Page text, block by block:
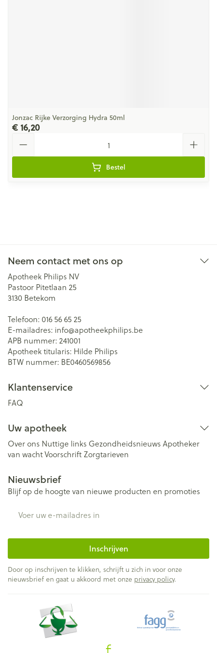
Jonzac Rijke Verzorging Hydra 50ml
€ 16,20
Bestel
Neem contact met ons op
Apotheek Philips NV
Pastoor Pitetlaan 25
3130 Betekom
Telefoon: 016 56 65 25
E-mailadres: info@apotheekphilips.be
APB nummer: 241001
Apotheek titularis: Hilde Philips
BTW nummer: BE0460569856
Klantenservice
FAQ
Uw apotheek
Over ons Nuttige links Gezondheidsnieuws Apotheker
van wachtVoorschriftZorgtarieven
Nieuwsbrief
Blijf op de hoogte van nieuwe producten en promoties
Inschrijven
Door op inschrijven te klikken, schrijft u zich in voor onze
nieuwsbrief en gaat u akkoord met onze privacy policy.